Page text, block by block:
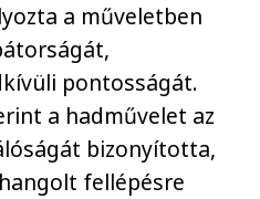
a műveletben
pontosságát.
a hadművelet az
bizonyította,
fellépésre